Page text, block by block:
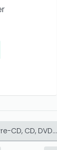
CD, CD, DVD...